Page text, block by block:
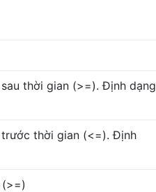
thời gian (>=). Định dạng
thời gian (<=). Định